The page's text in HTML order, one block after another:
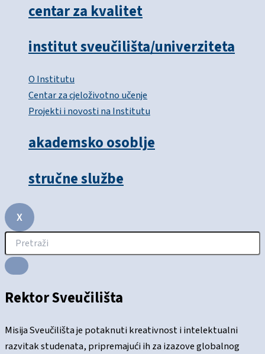
centar za kvalitet
institut sveučilišta/univerziteta
O Institutu
Centar za cjeloživotno učenje
Projekti i novosti na Institutu
akademsko osoblje
stručne službe
X
Rektor Sveučilišta
Misija Sveučilišta je potaknuti kreativnost i intelektualni
razvitak studenata, pripremajući ih za izazove globalnog